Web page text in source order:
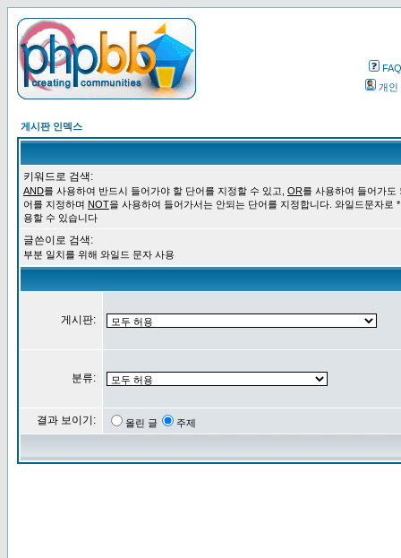
FAQ
개인
게시판 인덱스
키워드로 검색:
AND를 사용하여 반드시 들어가야 할 단어를 지정할 수 있고, OR를 사용하여 들어가도
어를 지정하며 NOT을 사용하여 들어가서는 안되는 단어를 지정합니다. 와일드문자로
용할 수 있습니다
글쓴이로 검색:
부분 일치를 위해 와일드 문자 사용
게시판:
분류:
결과 보이기: 올린 글 주제